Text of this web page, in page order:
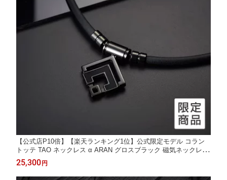
【公式店P10倍】【楽天ランキング1位】公式限定モデル コラン
トッテ TAO ネックレス α ARAN グロスブラック 磁気ネックレス
肩こり 健康ネックレス コラントッテネックレス 男性 メンズ
25,300円